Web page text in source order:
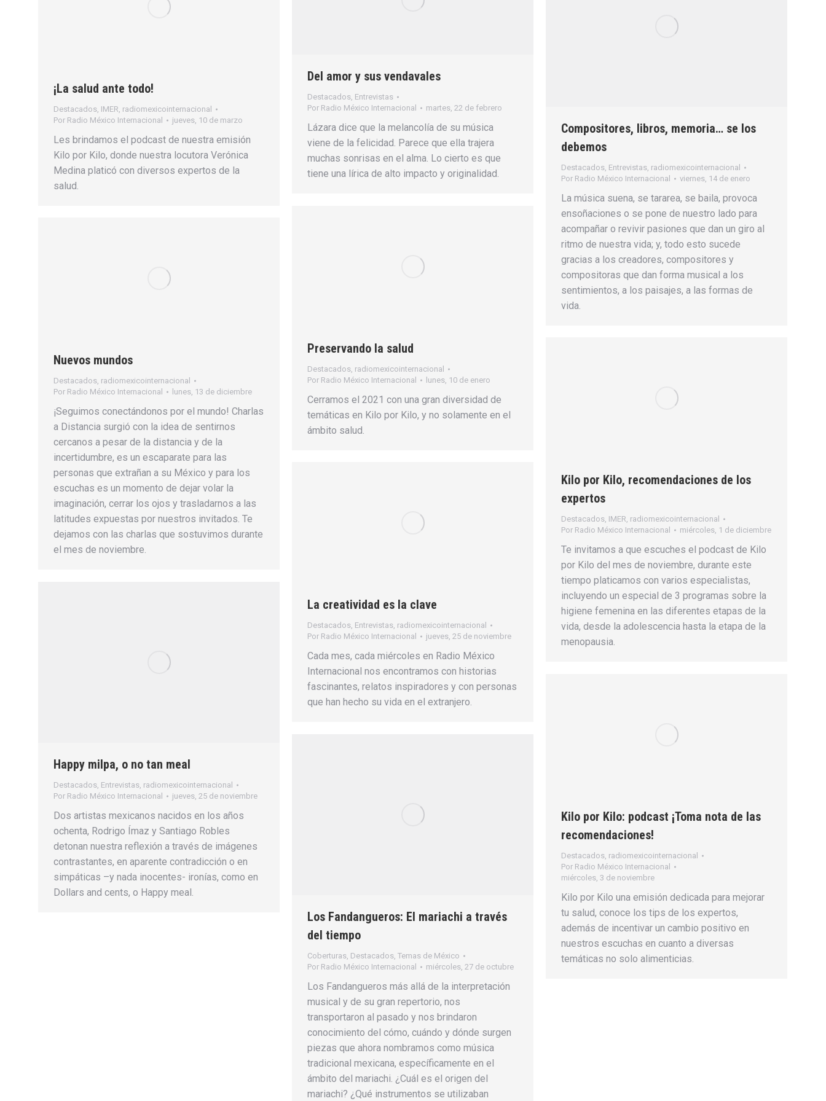
¡La salud ante todo!
Destacados IMER radiomexicointernacional
Por Radio México Internacional jueves, 10 de marzo
Les brindamos el podcast de nuestra emisión
Kilo por Kilo, donde nuestra locutora Verónica
Medina platicó con diversos expertos de la
salud.
Del amor y sus vendavales
Destacados, Entrevistas
Por Radio México Internacional martes, 22 de febrero
Lázara dice que la melancolía de su música
viene de la felicidad. Parece que ella trajera
muchas sonrisas en el alma. Lo cierto es que
tiene una lírica de alto impacto y originalidad.
Compositores, libros, memoria… se los
debemos
Destacados Entrevistas radiomexicointernacional
Por Radio México Internacional viernes, 14 de enero
La música suena, se tararea, se baila, provoca
ensoñaciones o se pone de nuestro lado para
acompañar o revivir pasiones que dan un giro al
ritmo de nuestra vida; y, todo esto sucede
gracias a los creadores, compositores y
compositoras que dan forma musical a los
sentimientos, a los paisajes, a las formas de
vida.
Preservando la salud
Destacados radiomexicointernacional
Por Radio México Internacional lunes, 10 de enero
Cerramos el 2021 con una gran diversidad de
temáticas en Kilo por Kilo, y no solamente en el
ámbito salud.
Nuevos mundos
Destacados radiomexicointernacional
Por Radio México Internacional lunes, 13 de diciembre
¡Seguimos conectándonos por el mundo! Charlas
a Distancia surgió con la idea de sentirnos
cercanos a pesar de la distancia y de la
incertidumbre, es un escaparate para las
personas que extrañan a su México y para los
escuchas es un momento de dejar volar la
imaginación, cerrar los ojos y trasladarnos a las
latitudes expuestas por nuestros invitados. Te
dejamos con las charlas que sostuvimos durante
el mes de noviembre.
Kilo por Kilo, recomendaciones de los
expertos
Destacados IMER radiomexicointernacional
Por Radio México Internacional miércoles, 1 de diciembre
Te invitamos a que escuches el podcast de Kilo
por Kilo del mes de noviembre, durante este
tiempo platicamos con varios especialistas,
incluyendo un especial de 3 programas sobre la
higiene femenina en las diferentes etapas de la
vida, desde la adolescencia hasta la etapa de la
menopausia.
La creatividad es la clave
Destacados Entrevistas radiomexicointernacional
Por Radio México Internacional jueves, 25 de noviembre
Cada mes, cada miércoles en Radio México
Internacional nos encontramos con historias
fascinantes, relatos inspiradores y con personas
que han hecho su vida en el extranjero.
Happy milpa, o no tan meal
Destacados Entrevistas radiomexicointernacional
Por Radio México Internacional jueves, 25 de noviembre
Dos artistas mexicanos nacidos en los años
ochenta, Rodrigo Ímaz y Santiago Robles
detonan nuestra reflexión a través de imágenes
contrastantes, en aparente contradicción o en
simpáticas –y nada inocentes- ironías, como en
Dollars and cents, o Happy meal.
Kilo por Kilo: podcast ¡Toma nota de las
recomendaciones!
Destacados radiomexicointernacional
Por Radio México Internacional
miércoles, 3 de noviembre
Kilo por Kilo una emisión dedicada para mejorar
tu salud, conoce los tips de los expertos,
además de incentivar un cambio positivo en
nuestros escuchas en cuanto a diversas
temáticas no solo alimenticias.
Los Fandangueros: El mariachi a través
del tiempo
Coberturas Destacados Temas de México
Por Radio México Internacional miércoles, 27 de octubre
Los Fandangueros más allá de la interpretación
musical y de su gran repertorio, nos
transportaron al pasado y nos brindaron
conocimiento del cómo, cuándo y dónde surgen
piezas que ahora nombramos como música
tradicional mexicana, específicamente en el
ámbito del mariachi. ¿Cuál es el origen del
mariachi? ¿Qué instrumentos se utilizaban